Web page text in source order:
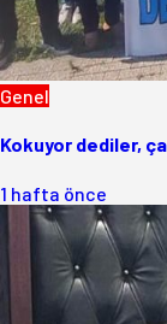
Genel
Kokuyor dediler,
1 hafta önce